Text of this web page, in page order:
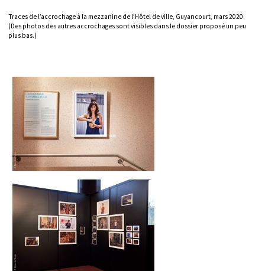
Traces de l’accrochage à la mezzanine de l’Hôtel de ville, Guyancourt, mars 2020.
(Des photos des autres accrochages sont visibles dans le dossier proposé un peu
plus bas.)